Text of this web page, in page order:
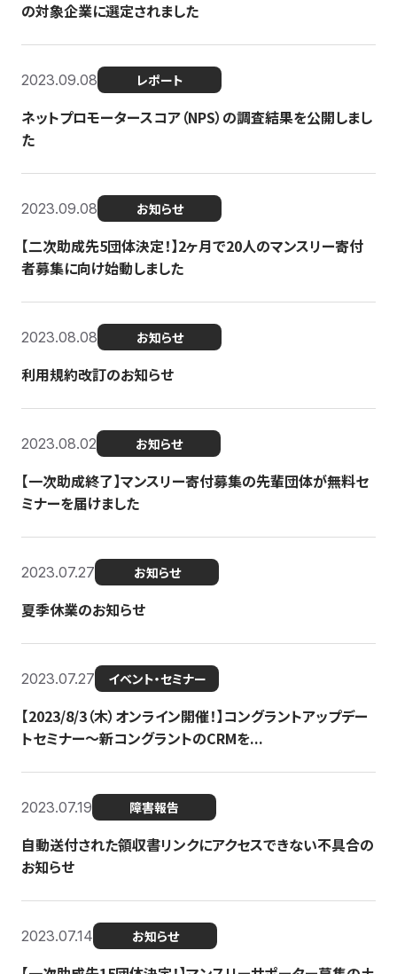
の対象企業に選定されました
2023.09.08 レポート
ネットプロモータースコア（NPS）の調査結果を公開しまし
た
2023.09.08 お知らせ
【二次助成先5団体決定！】2ヶ月で20人のマンスリー寄付
者募集に向け始動しました
2023.08.08 お知らせ
利用規約改訂のお知らせ
2023.08.02 お知らせ
【一次助成終了】マンスリー寄付募集の先輩団体が無料セ
ミナーを届けました
2023.07.27 お知らせ
夏季休業のお知らせ
2023.07.27 イベント・セミナー
【2023/8/3（木）オンライン開催！】コングラントアップデー
トセミナー〜新コングラントのCRMを...
2023.07.19 障害報告
自動送付された領収書リンクにアクセスできない不具合の
お知らせ
2023.07.14 お知らせ